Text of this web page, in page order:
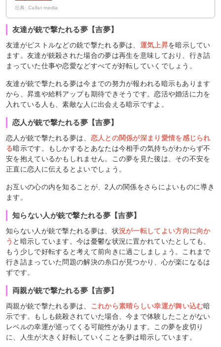
出典: Callat media
友達が銃で撃たれる夢【吉夢】
友達がピストルなどの銃で撃たれる夢は、 運気上昇を暗示してい
ます。友達が銃殺された場合の夢は再生を意味しており、行き詰
まっていた仕事や恋愛などすべてが好転していくでしょう。
友達が銃で撃たれる夢は今までの努力が報われる暗示もあります
から、昇進や給料アップも期待できそうです。恋活や婚活に力を
入れている人も、素敵な人に出会える暗示ですよ。
恋人が銃で撃たれる夢【吉夢】
恋人が銃で撃たれる夢は、 恋人との関係が深まり愛情を感じられ
る暗示です。もしかするとあなたは今相手の気持ちがわからず不
安を抱えているかもしれません。この夢を見た後は、その不安を
正直に恋人に伝えるとよいでしょう。
お互いの心の内を知ることが、2人の関係をさらによいものに導き
ます。
知らない人が銃で撃たれる夢【吉夢】
知らない人が銃で撃たれる夢は、状況が一転してよい方向に向か
う と暗示しています。今は憂鬱な状況に置かれていたとしても、
もう少しで好転すると考えて前向きに過ごしましょう。これまで
行き詰まっていた問題の解決の糸口が見つかり、心が楽になるは
ずです。
両親が銃で撃たれる夢【吉夢】
両親が銃で撃たれる夢は、 これから素晴らしい幸運が舞い込む暗
示です。もしも銃殺されていた場合、今まで体験したことがない
レベルの幸運が巡ってくる可能性があります。この夢を皮切り
に、人生が大きく好転していくことを夢は暗示しています。